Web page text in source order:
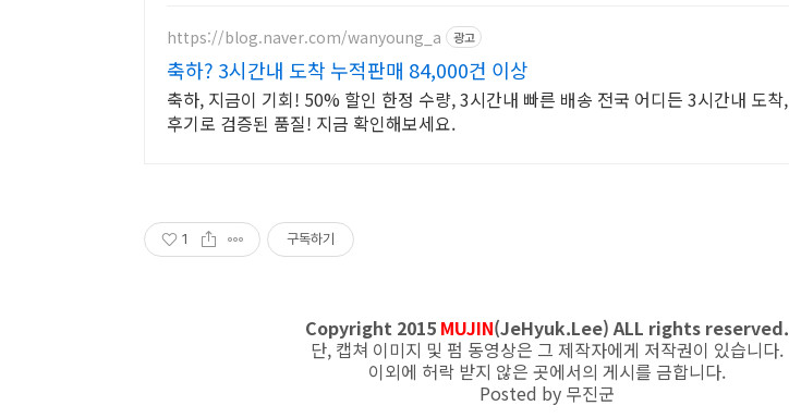
https://blog.naver.com/wanyoung_a 광고
축하? 3시간내 도착 누적판매 84,000건 이상
축하, 지금이 기회! 50% 할인 한정 수량, 3시간내 빠른 배송 전국 어디든 3시간내 도착,
후기로 검증된 품질! 지금 확인해보세요.
1 구독하기
Copyright 2015 MUJIN(JeHyuk.Lee) ALL rights reserved.
단, 캡쳐 이미지 및 펌 동영상은 그 제작자에게 저작권이 있습니다.
이외에 허락 받지 않은 곳에서의 게시를 금합니다.
Posted by 무진군